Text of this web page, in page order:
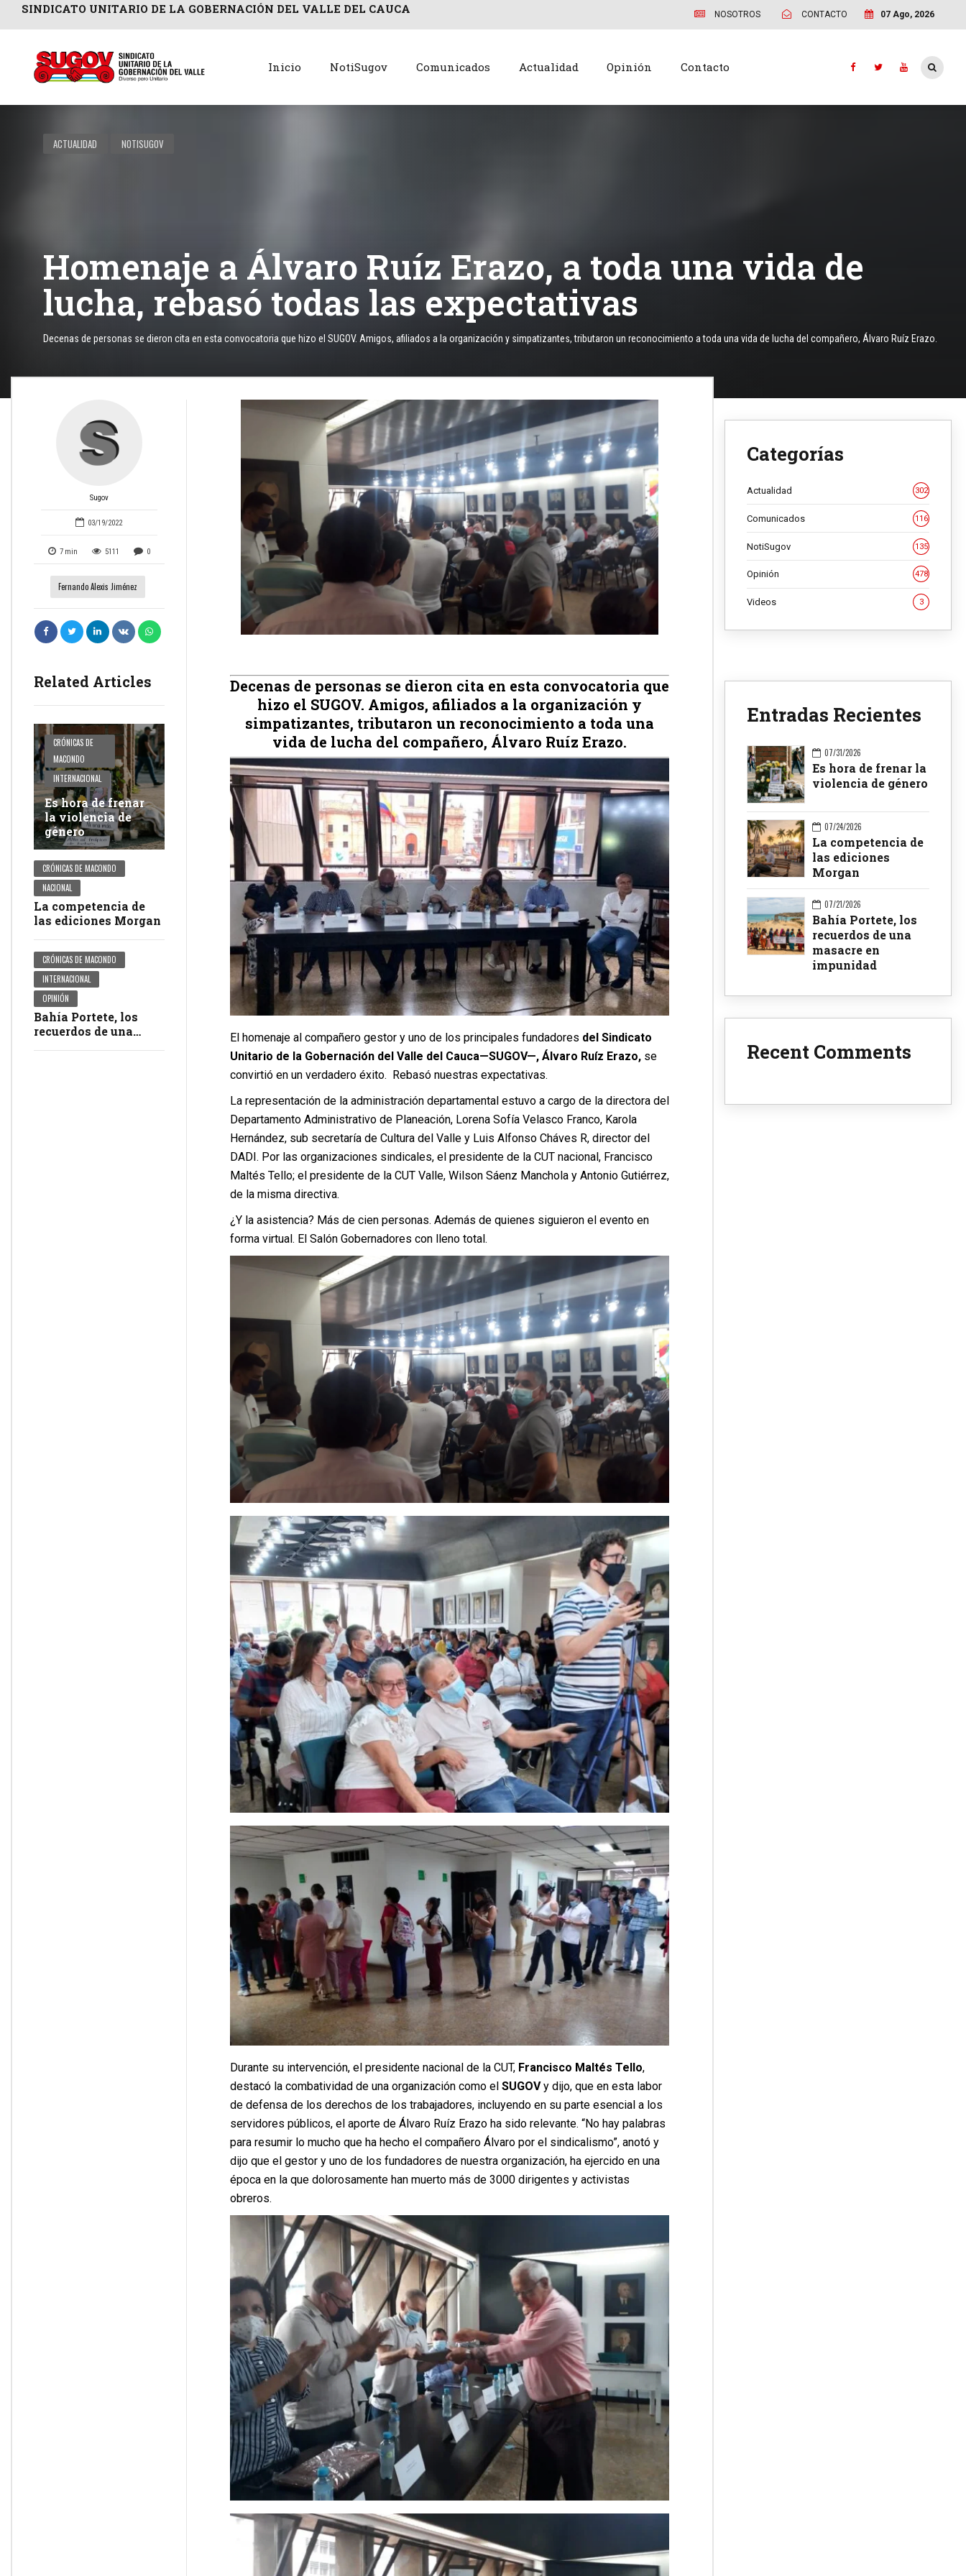
SINDICATO UNITARIO DE LA GOBERNACIÓN DEL VALLE DEL CAUCA NOSOTROS CONTACTO 07 Ago, 2026
Inicio NotiSugov Comunicados Actualidad Opinión Contacto
ACTUALIDAD NOTISUGOV
Homenaje a Álvaro Ruíz Erazo, a toda una vida de
lucha, rebasó todas las expectativas
Decenas de personas se dieron cita en esta convocatoria que hizo el SUGOV. Amigos, afiliados a la organización y simpatizantes, tributaron un reconocimiento a toda una vida de lucha del compañero, Álvaro Ruíz Erazo.
Sugov
03/19/2022
7 min 5111 0
Fernando Alexis Jiménez
Related Articles
CRÓNICAS DE
MACONDO
INTERNACIONAL
Es hora de frenar
la violencia de
género
CRÓNICAS DE MACONDO
NACIONAL
La competencia de
las ediciones Morgan
CRÓNICAS DE MACONDO
INTERNACIONAL
OPINIÓN
Bahía Portete, los
recuerdos de una
Decenas de personas se dieron cita en esta convocatoria que
hizo el SUGOV. Amigos, afiliados a la organización y
simpatizantes, tributaron un reconocimiento a toda una
vida de lucha del compañero, Álvaro Ruíz Erazo.
El homenaje al compañero gestor y uno de los principales fundadores del Sindicato
Unitario de la Gobernación del Valle del Cauca—SUGOV—, Álvaro Ruíz Erazo, se
convirtió en un verdadero éxito. Rebasó nuestras expectativas.
La representación de la administración departamental estuvo a cargo de la directora del
Departamento Administrativo de Planeación, Lorena Sofía Velasco Franco, Karola
Hernández, sub secretaría de Cultura del Valle y Luis Alfonso Cháves R, director del
DADI. Por las organizaciones sindicales, el presidente de la CUT nacional, Francisco
Maltés Tello; el presidente de la CUT Valle, Wilson Sáenz Manchola y Antonio Gutiérrez,
de la misma directiva.
¿Y la asistencia? Más de cien personas. Además de quienes siguieron el evento en
forma virtual. El Salón Gobernadores con lleno total.
Durante su intervención, el presidente nacional de la CUT, Francisco Maltés Tello,
destacó la combatividad de una organización como el SUGOVy dijo, que en esta labor
de defensa de los derechos de los trabajadores, incluyendo en su parte esencial a los
servidores públicos, el aporte de Álvaro Ruíz Erazo ha sido relevante. “No hay palabras
para resumir lo mucho que ha hecho el compañero Álvaro por el sindicalismo”, anotó y
dijo que el gestor y uno de los fundadores de nuestra organización, ha ejercido en una
época en la que dolorosamente han muerto más de 3000 dirigentes y activistas
obreros.
Categorías
Actualidad 302
Comunicados 116
NotiSugov 135
Opinión 478
Videos 3
Entradas Recientes
07/31/2026
Es hora de frenar la
violencia de género
07/24/2026
La competencia de
las ediciones
Morgan
07/21/2026
Bahía Portete, los
recuerdos de una
masacre en
impunidad
Recent Comments